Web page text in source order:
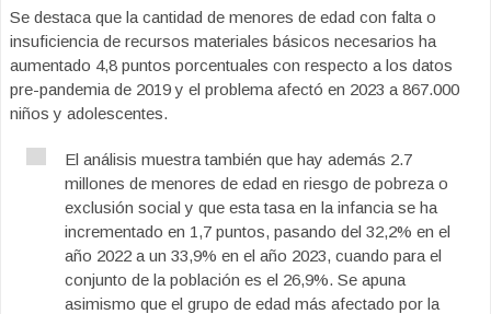
Se destaca que la cantidad de menores de edad con falta o
insuficiencia de recursos materiales básicos necesarios ha
aumentado 4,8 puntos porcentuales con respecto a los datos
pre-pandemia de 2019 y el problema afectó en 2023 a 867.000
niños y adolescentes.
El análisis muestra también que hay además 2.7
millones de menores de edad en riesgo de pobreza o
exclusión social y que esta tasa en la infancia se ha
incrementado en 1,7 puntos, pasando del 32,2% en el
año 2022 a un 33,9% en el año 2023, cuando para el
conjunto de la población es el 26,9%. Se apuna
asimismo que el grupo de edad más afectado por la